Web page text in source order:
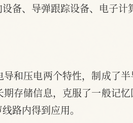
备、导弹跟踪设备、电子计
和压电两个特性，制成了
存储信息，克服了一般记
路内得到应用。